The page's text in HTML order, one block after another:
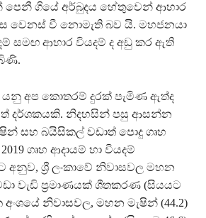
ගියේ අර්බුදය හේතුවෙන් ආහාර
වෙනස් වී නොමැති බව යි. මහජනයා
සමඟ ආහාර වියදම් ද අඩු කර ඇති
අප කොතරම් දුරක් පැමිණ ඇත්ද
දර්ශකයකි. නිදහසින් පසු ආසන්න
සහ බයිසිකල් වඩාත් පොදු ගෘහ
ගෘහ ආදායම් හා වියදම්
ශ්‍රී ලංකාවේ නිවාසවල මහන
වැඩි ප්‍රමාණයක් ශීතකරණ (සියයට
අංශයේ නිවාසවල, මහන මැෂින් (44.2)